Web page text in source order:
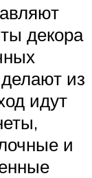
декора
из
идут
и